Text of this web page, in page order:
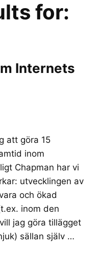
for:
Internets
att göra 15
inom
Chapman har vi
utvecklingen av
och ökad
inom den
jag göra tillägget
sällan själv …